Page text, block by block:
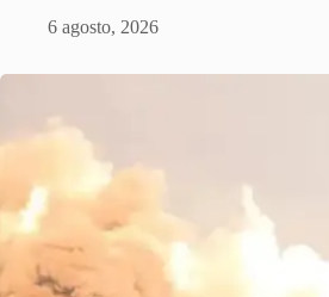
6 agosto, 2026